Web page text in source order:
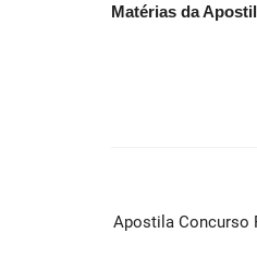
Matérias da
Apostila Concurso